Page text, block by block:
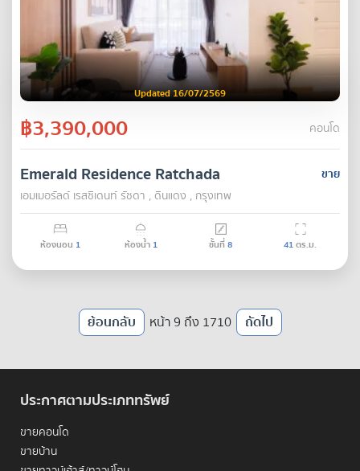
Updated 16/07/2569
฿3,390,000 คอนโด
ขาย
Emerald Residence Ratchada
เอมเมอรัลด์ เรสซิเดนท์ รัชดา , ดินแดง , กรุงเทพ
ห้องนอน 1 ห้องน้ำ 1 ชั้นที่8 41ตร.ม.
ย้อนกลับ หน้า 9 ถึง 1710 ถัดไป
ประกาศตามประเภททรัพย์
ขายคอนโด
ขายบ้าน